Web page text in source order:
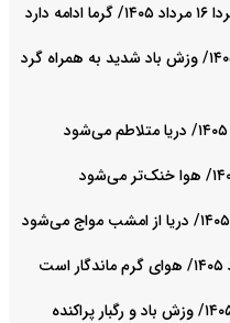
پیش بینی هوای همدان فردا ۱۶ مرداد ۱۴۰۵/ وزش باد شدید به همراه گرد